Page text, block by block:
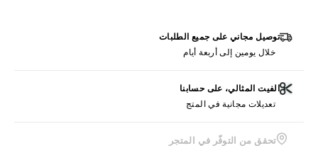
توصيل مجاني على جميع الطلبات
خلال يومين إلى أربعة أيام
الفيت المثالي، على حسابنا
تعديلات مجانية في المتج
تحقق من التوفّر في المتجر